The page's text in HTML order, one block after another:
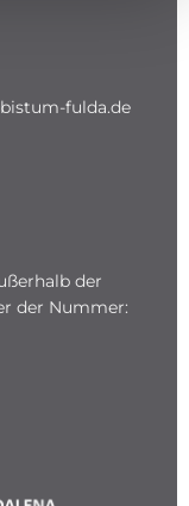
fulda.de
der
der Nummer: